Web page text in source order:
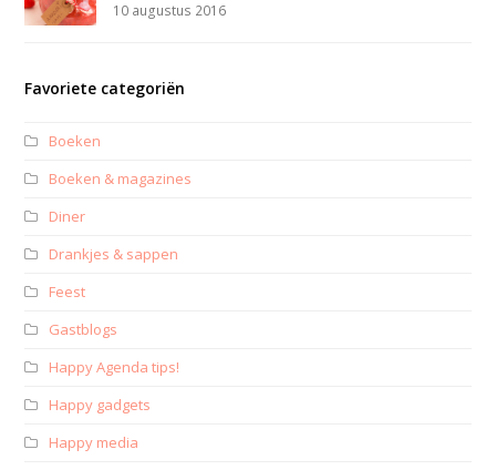
10 augustus 2016
Favoriete categoriën
Boeken
Boeken & magazines
Diner
Drankjes & sappen
Feest
Gastblogs
Happy Agenda tips!
Happy gadgets
Happy media